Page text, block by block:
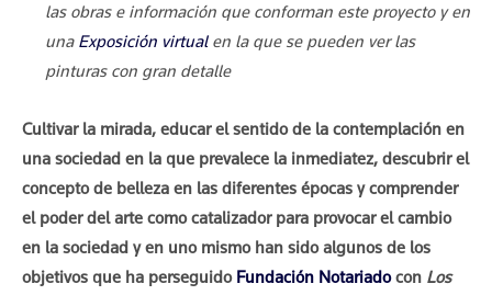
las obras e información que conforman este proyecto y en
una Exposición virtualen la que se pueden ver las
pinturas con gran detalle
Cultivar la mirada, educar el sentido de la contemplación en
una sociedad en la que prevalece la inmediatez, descubrir el
concepto de belleza en las diferentes épocas y comprender
el poder del arte como catalizador para provocar el cambio
en la sociedad y en uno mismo han sido algunos de los
objetivos que ha perseguido Fundación Notariadocon Los